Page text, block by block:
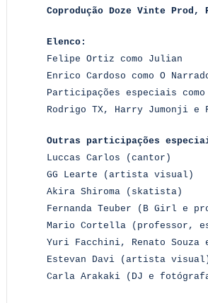
Coprodução Doze Vinte
Elenco:
Felipe Ortiz como Julian
Enrico Cardoso como O
Participações especiais
Rodrigo TX, Harry Jumonji
Outras participações
Luccas Carlos (cantor)
GG Learte (artista visual)
Akira Shiroma (skatista)
Fernanda Teuber (B Girl e
Mario Cortella (professor,
Yuri Facchini, Renato
Estevan Davi (artista
Carla Arakaki (DJ e